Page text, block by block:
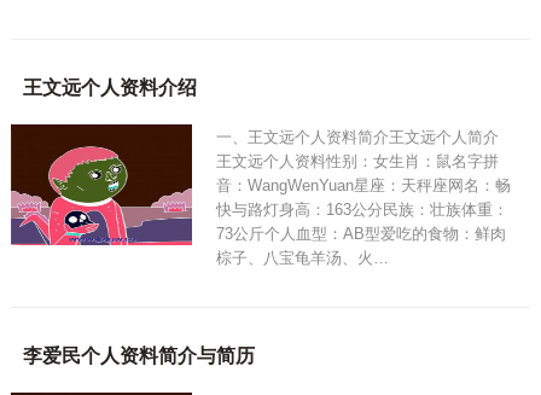
王文远个人资料介绍
一、王文远个人资料简介王文远个人简介
王文远个人资料性别：女生肖：鼠名字拼
音：WangWenYuan星座：天秤座网名：畅
快与路灯身高：163公分民族：壮族体重：
73公斤个人血型：AB型爱吃的食物：鲜肉
棕子、八宝龟羊汤、火…
李爱民个人资料简介与简历